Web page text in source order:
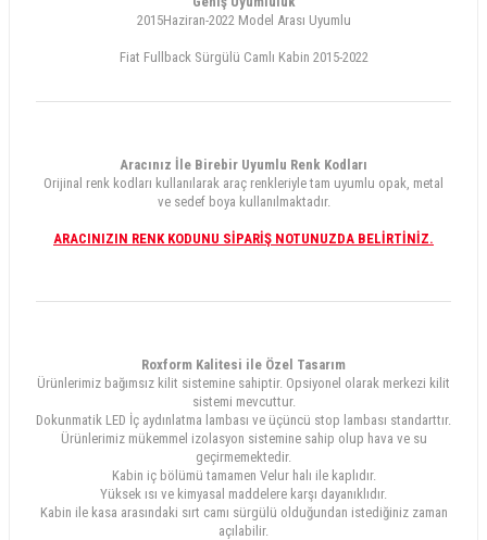
2015Haziran-2022 Model Arası Uyumlu
Fiat Fullback Sürgülü Camlı Kabin 2015-2022
Aracınız İle Birebir Uyumlu Renk Kodları
Orijinal renk kodları kullanılarak araç renkleriyle tam uyumlu opak, metal
ve sedef boya kullanılmaktadır.
ARACINIZIN RENK KODUNU SİPARİŞ NOTUNUZDA BELİRTİNİZ.
Roxform Kalitesi ile Özel Tasarım
Ürünlerimiz bağımsız kilit sistemine sahiptir. Opsiyonel olarak merkezi kilit
sistemi mevcuttur.
Dokunmatik LED İç aydınlatma lambası ve üçüncü stop lambası standarttır.
Ürünlerimiz mükemmel izolasyon sistemine sahip olup hava ve su
geçirmemektedir.
Kabin iç bölümü tamamen Velur halı ile kaplıdır.
Yüksek ısı ve kimyasal maddelere karşı dayanıklıdır.
Kabin ile kasa arasındaki sırt camı sürgülü olduğundan istediğiniz zaman
açılabilir.